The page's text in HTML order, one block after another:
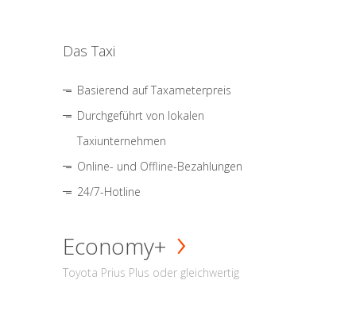
Das Taxi
Basierend auf Taxameterpreis
Durchgeführt von lokalen
Taxiunternehmen
Online- und Offline-Bezahlungen
24/7-Hotline
Economy+
Toyota Prius Plus oder gleichwertig